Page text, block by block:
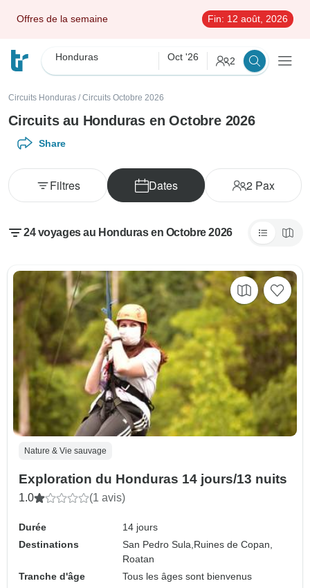
Offres de la semaine Fin: 12 août, 2026
Honduras Oct '26 2
Circuits Honduras / Circuits Octobre 2026
Circuits au Honduras en Octobre 2026
Share
Dates 2Pax
Filtres
24 voyages au Honduras en Octobre 2026
Nature & Vie sauvage
Exploration du Honduras 14 jours/13 nuits
1.0 (1 avis)
Durée
14 jours
Destinations
San Pedro Sula, Ruines de Copan,
Roatan
Tranche d'âge
Tous les âges sont bienvenus